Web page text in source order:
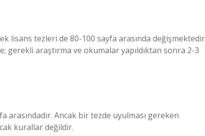
lisans tezleri de 80-100 sayfa arasında
araştırma ve okumalar yapıldıktan sonra 2-3
arasındadır. Ancak bir tezde uyulması gereken
kurallar değildir.